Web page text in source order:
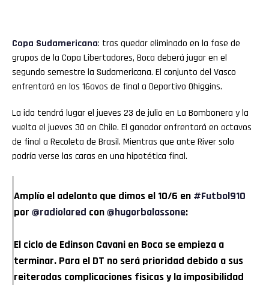
Copa Sudamericana: tras quedar eliminado en la fase de
grupos de la Copa Libertadores, Boca deberá jugar en el
segundo semestre la Sudamericana. El conjunto del Vasco
enfrentará en los 16avos de final a Deportivo Ohiggins.
La ida tendrá lugar el jueves 23 de julio en La Bombonera y la
vuelta el jueves 30 en Chile. El ganador enfrentará en octavos
de final a Recoleta de Brasil. Mientras que ante River solo
podría verse las caras en una hipotética final.
Amplío el adelanto que dimos el 10/6 en #Futbol910
por @radiolared con@hugorbalassone:
El ciclo de Edinson Cavani en Boca se empieza a
terminar. Para el DT no será prioridad debido a sus
reiteradas complicaciones fisicas y la imposibilidad